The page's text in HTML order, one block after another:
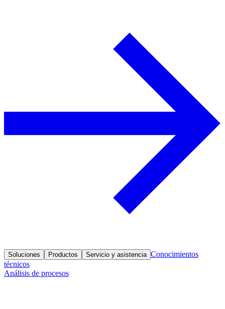
Soluciones Productos Servicio y asistencia Conocimientos
técnicos
Análisis de procesos